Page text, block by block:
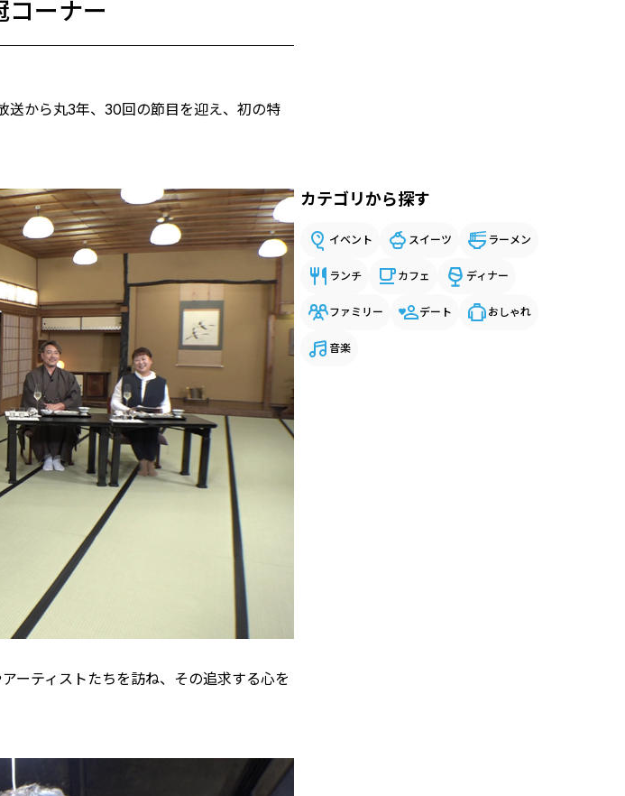
コーナー
送から丸3年、30回の節目を迎え、初の特
ーティストたちを訪ね、その追求する心を
カテゴリから探す
イベント スイーツ ラーメン
ランチ カフェ ディナー
ファミリー デート おしゃれ
音楽